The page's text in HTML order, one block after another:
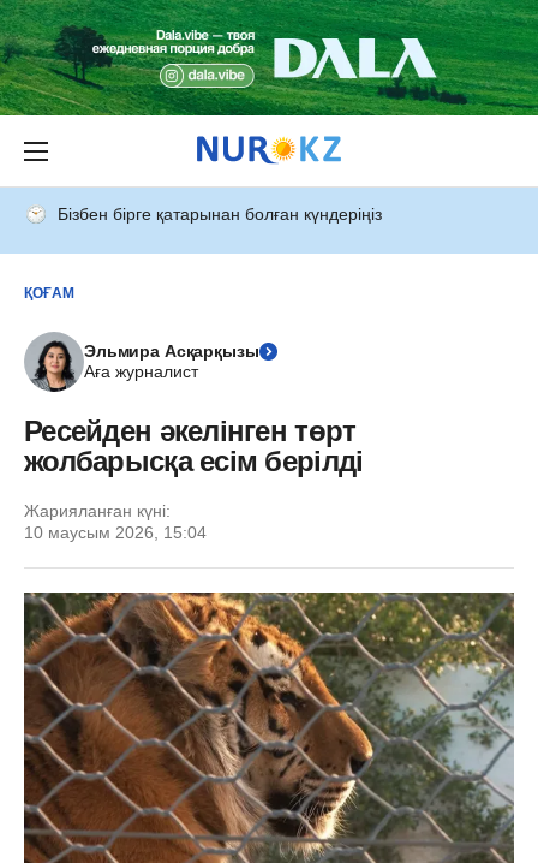
Бізбен бірге қатарынан болған күндеріңіз
ҚОҒАМ
Эльмира Асқарқызы
Аға журналист
Ресейден әкелінген төрт
жолбарысқа есім берілді
Жарияланған күні:
10 маусым 2026, 15:04